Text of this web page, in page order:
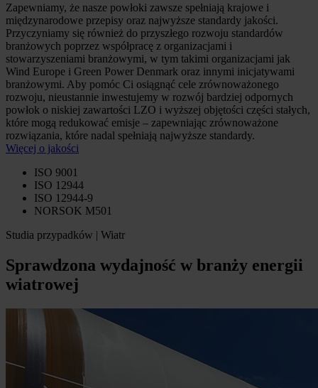
Zapewniamy, że nasze powłoki zawsze spełniają krajowe i
międzynarodowe przepisy oraz najwyższe standardy jakości.
Przyczyniamy się również do przyszłego rozwoju standardów
branżowych poprzez współpracę z organizacjami i
stowarzyszeniami branżowymi, w tym takimi organizacjami jak
Wind Europe i Green Power Denmark oraz innymi inicjatywami
branżowymi. Aby pomóc Ci osiągnąć cele zrównoważonego
rozwoju, nieustannie inwestujemy w rozwój bardziej odpornych
powłok o niskiej zawartości LZO i wyższej objętości części stałych,
które mogą redukować emisje – zapewniając zrównoważone
rozwiązania, które nadal spełniają najwyższe standardy.
Więcej o jakości
ISO 9001
ISO 12944
ISO 12944-9
NORSOK M501
Studia przypadków | Wiatr
Sprawdzona wydajność w branży energii
wiatrowej